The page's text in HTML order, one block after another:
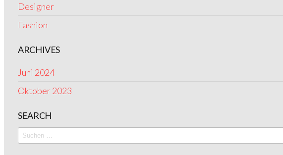
Designer
Fashion
ARCHIVES
Juni 2024
Oktober 2023
SEARCH
Suchen